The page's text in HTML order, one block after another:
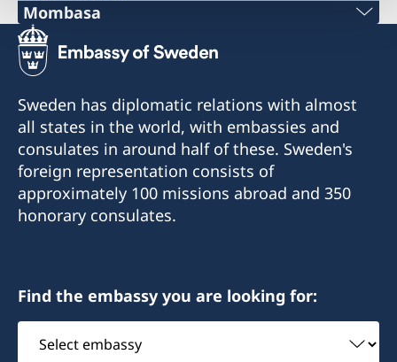
Consulate of Sweden
Honorary Consul Chrystold Chetty
Trinanon Apartments, A12 Block A, Seret Road
Seychellerna
Telefonnummer:
+248 251 22 20
Konsul
Mombasa
Consulate of Sweden
C/o A.B Patel & Patel Advocates, Notaries
Public & Commissioner For Oaths
1st Floor Oriental Building
Nkrumah Road
Mombasa
Kenya
swedishconsulate@abpateladvocates.com
+254 41 2226518
Öppettider:
Sweden has diplomatic relations with almost
all states in the world, with embassies and
consulates in around half of these. Sweden's
foreign representation consists of
approximately 100 missions abroad and 350
honorary consulates.
Find the embassy you are looking for:
Select
embassy